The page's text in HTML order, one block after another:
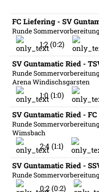
FC Liefering - SV
Runde
1:2 (0:2)
SV Guntamatic Ried -
Runde
Arena Windischsgarsten
1:0 (1:0)
SV Guntamatic Ried -
Runde
Wimsbach
2:4 (1:1)
SV Guntamatic Ried -
Runde
0:2 (0:2)